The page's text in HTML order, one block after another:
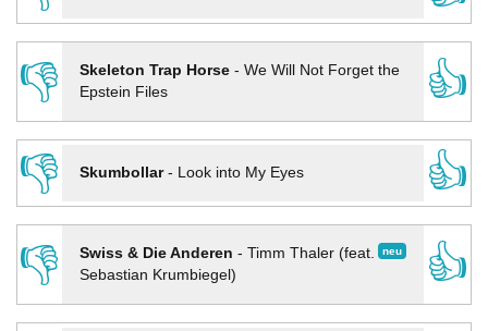
👎
Skeleton Trap Horse- We Will Not Forget the
Epstein Files
👍
👎
Skumbollar- Look into My Eyes
👍
👎
neu
Swiss & Die Anderen - Timm Thaler (feat.
Sebastian Krumbiegel)
👍